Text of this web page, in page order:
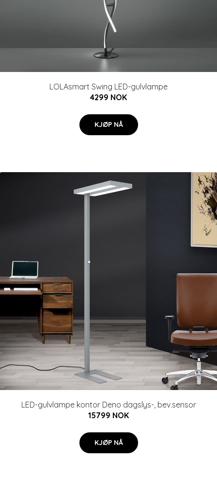
LOLAsmart Swing LED-gulvlampe
4299 NOK
KJØP NÅ
LED-gulvlampe kontor Deno dagslys-, bev.sensor
15799 NOK
KJØP NÅ